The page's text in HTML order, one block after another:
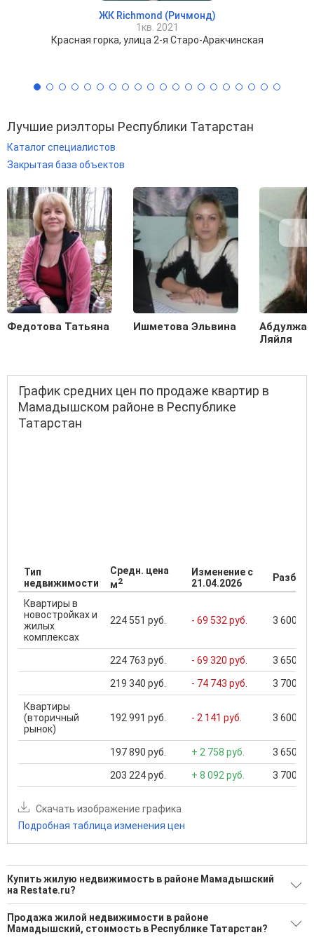
ЖК Richmond (Ричмонд)
1кв. 2021
Красная горка, улица 2-я Старо-Аракчинская
Лучшие риэлторы Республики Татарстан
Каталог специалистов
Закрытая база объектов
Федотова Татьяна Ишметова Эльвина
Ляйля
График средних цен по продаже квартир в
Мамадышском районе в Республике
Татарстан
Тип
недвижимости
Средн. цена
м2
Изменение с
21.04.2026
Квартиры в
новостройках и
жилых
комплексах
224 551 руб. - 69 532 руб. 3 600
224 763 руб. - 69 320 руб. 3 650
219 340 руб. - 74 743 руб. 3 700
Квартиры
(вторичный
рынок)
192 991 руб. - 2 141 руб. 3 600
197 890 руб. + 2 758 руб. 3 650
203 224 руб. + 8 092 руб. 3 700
Скачать изображение графика
Подробная таблица изменения цен
Купить жилую недвижимость в районе Мамадышский
на Restate.ru?
Поможем Купить жилую недвижимость в районе
Мамадышский?
Продажа жилой недвижимости в районе
Мамадышский, стоимость в Республике Татарстан?